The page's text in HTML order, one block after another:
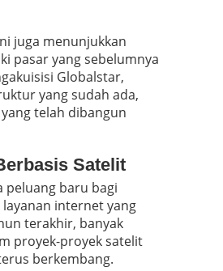
juga menunjukkan
pasar yang sebelumnya
Globalstar,
yang sudah ada,
telah dibangun
Satelit
peluang baru bagi
internet yang
terakhir, banyak
proyek-proyek satelit
berkembang.